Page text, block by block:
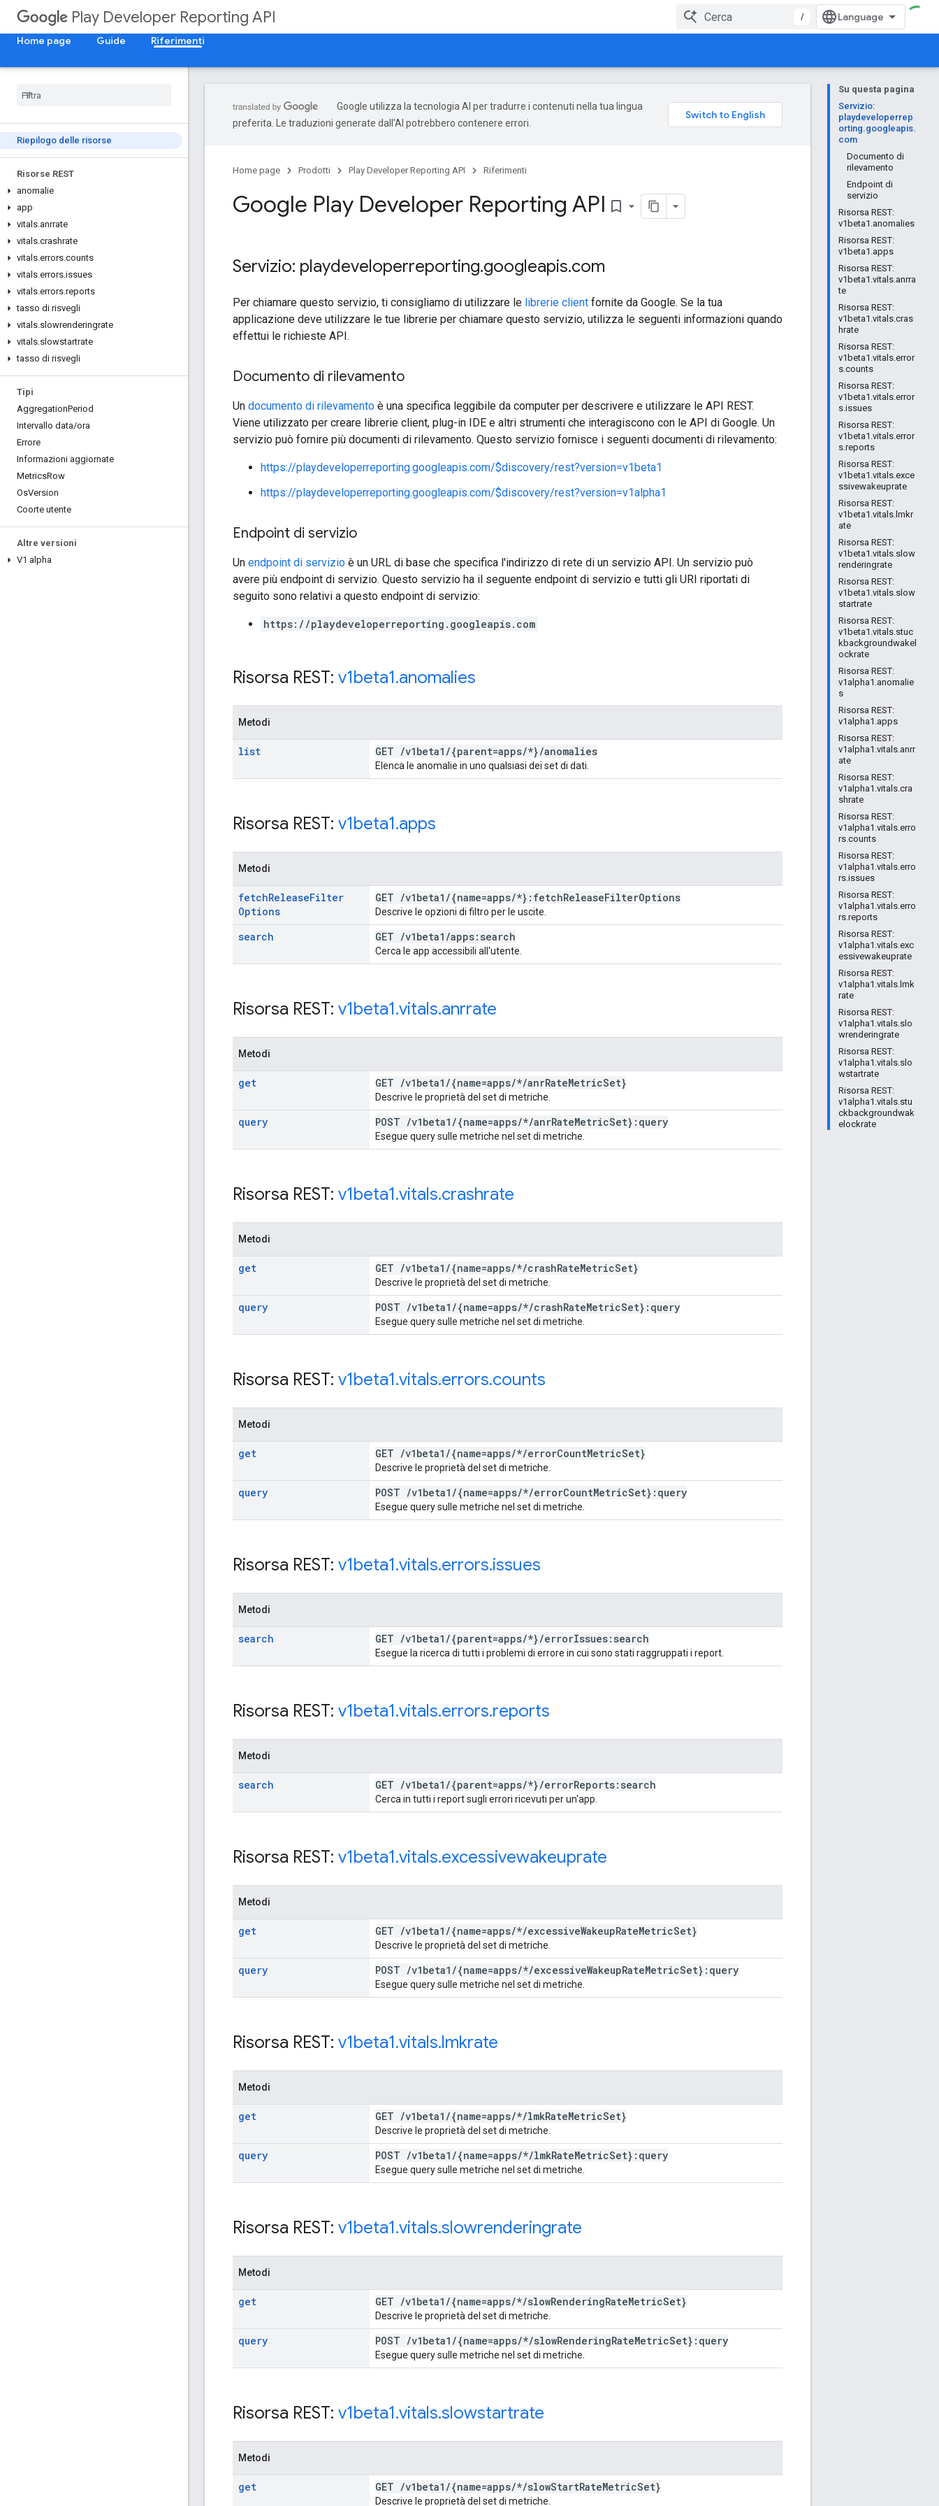
Play Developer Reporting API
/
Home page
Guide Riferimenti
Riepilogo delle risorse
Risorse REST
anomalie
app
vitals.anrrate
vitals.crashrate
vitals.errors.counts
vitals.errors.issues
vitals.errors.reports
tasso di risvegli
vitals.slowrenderingrate
vitals.slowstartrate
tasso di risvegli
Tipi
AggregationPeriod
Intervallo data/ora
Errore
Informazioni aggiornate
MetricsRow
OsVersion
Coorte utente
Altre versioni
V1 alpha
Su questa pagina
Servizio:
playdeveloperrep
orting.googleapis.
com
Documento di
rilevamento
Endpoint di
servizio
Risorsa REST:
v1beta1.anomalies
Risorsa REST:
v1beta1.apps
Risorsa REST:
v1beta1.vitals.anrra
te
Risorsa REST:
v1beta1.vitals.cras
hrate
Risorsa REST:
v1beta1.vitals.error
s.counts
Risorsa REST:
v1beta1.vitals.error
s.issues
Risorsa REST:
v1beta1.vitals.error
s.reports
Risorsa REST:
v1beta1.vitals.exce
ssivewakeuprate
Risorsa REST:
v1beta1.vitals.lmkr
ate
Risorsa REST:
v1beta1.vitals.slow
renderingrate
Risorsa REST:
v1beta1.vitals.slow
startrate
Risorsa REST:
v1beta1.vitals.stuc
kbackgroundwakel
ockrate
Risorsa REST:
v1alpha1.anomalie
s
Risorsa REST:
v1alpha1.apps
Risorsa REST:
v1alpha1.vitals.anrr
ate
Risorsa REST:
v1alpha1.vitals.cra
shrate
Risorsa REST:
v1alpha1.vitals.erro
rs.counts
Risorsa REST:
v1alpha1.vitals.erro
rs.issues
Risorsa REST:
v1alpha1.vitals.erro
rs.reports
Risorsa REST:
v1alpha1.vitals.exc
essivewakeuprate
Risorsa REST:
v1alpha1.vitals.lmk
rate
Risorsa REST:
v1alpha1.vitals.slo
wrenderingrate
Risorsa REST:
v1alpha1.vitals.slo
wstartrate
Risorsa REST:
v1alpha1.vitals.stu
ckbackgroundwak
elockrate
Google utilizza la tecnologia AI per tradurre i contenuti nella tua lingua
preferita. Le traduzioni generate dall'AI potrebbero contenere errori.
Home page Prodotti Play Developer Reporting API Riferimenti
Google Play Developer Reporting API bookmark_border
Servizio: playdeveloperreporting.googleapis.com
Per chiamare questo servizio, ti consigliamo di utilizzare le librerie client fornite da Google. Se la tua
applicazione deve utilizzare le tue librerie per chiamare questo servizio, utilizza le seguenti informazioni quando
effettui le richieste API.
Documento di rilevamento
Un documento di rilevamento è una specifica leggibile da computer per descrivere e utilizzare le API REST.
Viene utilizzato per creare librerie client, plug-in IDE e altri strumenti che interagiscono con le API di Google. Un
servizio può fornire più documenti di rilevamento. Questo servizio fornisce i seguenti documenti di rilevamento:
https://playdeveloperreporting.googleapis.com/$discovery/rest?version=v1beta1
https://playdeveloperreporting.googleapis.com/$discovery/rest?version=v1alpha1
Endpoint di servizio
Un endpoint di servizio è un URL di base che specifica l'indirizzo di rete di un servizio API. Un servizio può
avere più endpoint di servizio. Questo servizio ha il seguente endpoint di servizio e tutti gli URI riportati di
seguito sono relativi a questo endpoint di servizio:
https://playdeveloperreporting.googleapis.com
Risorsa REST: v1beta1.anomalies
Metodi
list GET /v1beta1 /{parent=apps/*}/anomalies
Elenca le anomalie in uno qualsiasi dei set di dati.
Risorsa REST: v1beta1.apps
Metodi
fetchReleaseFilter
Options
GET /v1beta1 /{name=apps/*}:fetchReleaseFilterOptions
Descrive le opzioni di filtro per le uscite.
search GET /v1beta1 /apps:search
Cerca le app accessibili all'utente.
Risorsa REST: v1beta1.vitals.anrrate
Metodi
get GET /v1beta1 /{name=apps/*/anrRateMetricSet}
Descrive le proprietà del set di metriche.
query POST /v1beta1 /{name=apps/*/anrRateMetricSet}:query
Esegue query sulle metriche nel set di metriche.
Risorsa REST: v1beta1.vitals.crashrate
Metodi
get GET /v1beta1 /{name=apps/*/crashRateMetricSet}
Descrive le proprietà del set di metriche.
query POST /v1beta1 /{name=apps/*/crashRateMetricSet}:query
Esegue query sulle metriche nel set di metriche.
Risorsa REST: v1beta1.vitals.errors.counts
Metodi
get GET /v1beta1 /{name=apps/*/errorCountMetricSet}
Descrive le proprietà del set di metriche.
query POST /v1beta1 /{name=apps/*/errorCountMetricSet}:query
Esegue query sulle metriche nel set di metriche.
Risorsa REST: v1beta1.vitals.errors.issues
Metodi
search GET /v1beta1 /{parent=apps/*}/errorIssues:search
Esegue la ricerca di tutti i problemi di errore in cui sono stati raggruppati i report.
Risorsa REST: v1beta1.vitals.errors.reports
Metodi
search GET /v1beta1 /{parent=apps/*}/errorReports:search
Cerca in tutti i report sugli errori ricevuti per un'app.
Risorsa REST: v1beta1.vitals.excessivewakeuprate
Metodi
get GET /v1beta1 /{name=apps/*/excessiveWakeupRateMetricSet}
Descrive le proprietà del set di metriche.
query POST /v1beta1 /{name=apps/*/excessiveWakeupRateMetricSet}:query
Esegue query sulle metriche nel set di metriche.
Risorsa REST: v1beta1.vitals.lmkrate
Metodi
get GET /v1beta1 /{name=apps/*/lmkRateMetricSet}
Descrive le proprietà del set di metriche.
query POST /v1beta1 /{name=apps/*/lmkRateMetricSet}:query
Esegue query sulle metriche nel set di metriche.
Risorsa REST: v1beta1.vitals.slowrenderingrate
Metodi
get GET /v1beta1 /{name=apps/*/slowRenderingRateMetricSet}
Descrive le proprietà del set di metriche.
query POST /v1beta1 /{name=apps/*/slowRenderingRateMetricSet}:query
Esegue query sulle metriche nel set di metriche.
Risorsa REST: v1beta1.vitals.slowstartrate
Metodi
get GET /v1beta1 /{name=apps/*/slowStartRateMetricSet}
Descrive le proprietà del set di metriche.